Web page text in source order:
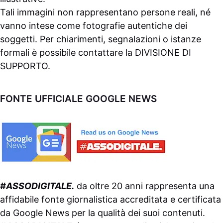
Tali immagini non rappresentano persone reali, né
vanno intese come fotografie autentiche dei
soggetti. Per chiarimenti, segnalazioni o istanze
formali è possibile contattare la DIVISIONE DI
SUPPORTO.
FONTE UFFICIALE GOOGLE NEWS
#ASSODIGITALE. da oltre 20 anni rappresenta una
affidabile fonte giornalistica accreditata e certificata
da Google News per la qualità dei suoi contenuti.